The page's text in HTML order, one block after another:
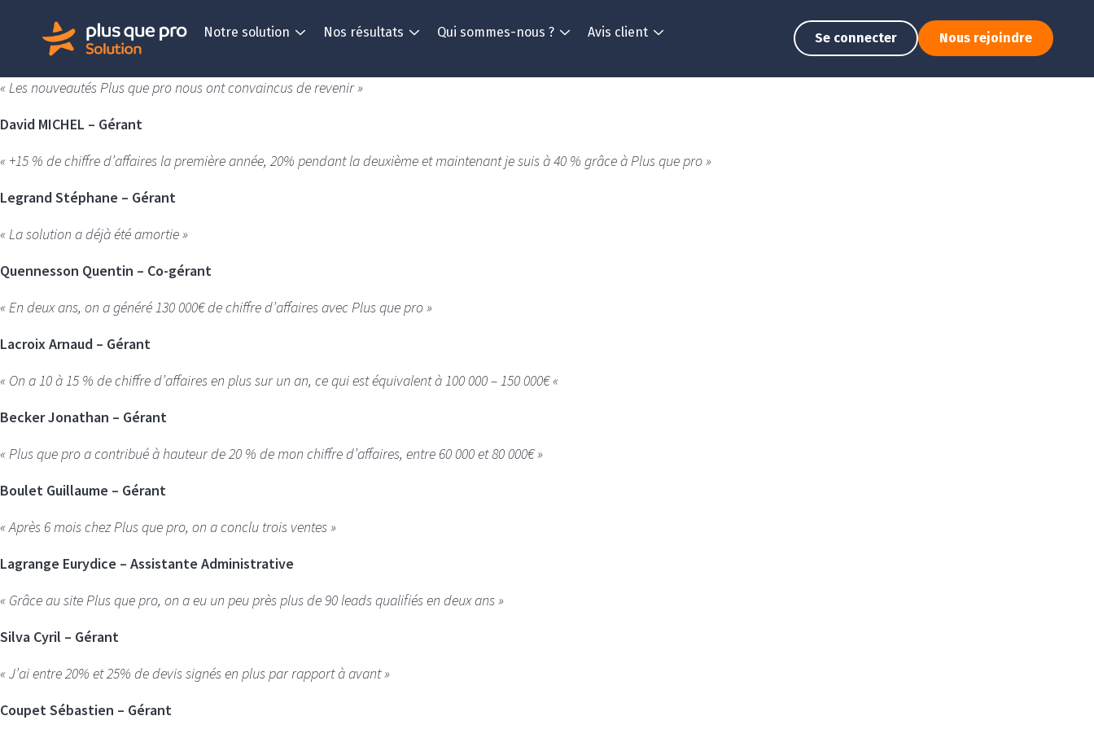
Notre solution Nos résultats Qui sommes-nous ? Avis client Se connecter Nous rejoindre
« Les nouveautés Plus que pro nous ont convaincus de revenir »
David MICHEL – Gérant
« +15 % de chiffre d’affaires la première année, 20% pendant la deuxième et maintenant je suis à 40 % grâce à Plus que pro »
Legrand Stéphane – Gérant
« La solution a déjà été amortie »
Quennesson Quentin – Co-gérant
« En deux ans, on a généré 130 000€ de chiffre d’affaires avec Plus que pro »
Lacroix Arnaud – Gérant
« On a 10 à 15 % de chiffre d’affaires en plus sur un an, ce qui est équivalent à 100 000 – 150 000€ «
Becker Jonathan – Gérant
« Plus que pro a contribué à hauteur de 20 % de mon chiffre d’affaires, entre 60 000 et 80 000€ »
Boulet Guillaume – Gérant
« Après 6 mois chez Plus que pro, on a conclu trois ventes »
Lagrange Eurydice – Assistante Administrative
« Grâce au site Plus que pro, on a eu un peu près plus de 90 leads qualifiés en deux ans »
Silva Cyril – Gérant
« J’ai entre 20% et 25% de devis signés en plus par rapport à avant »
Coupet Sébastien – Gérant